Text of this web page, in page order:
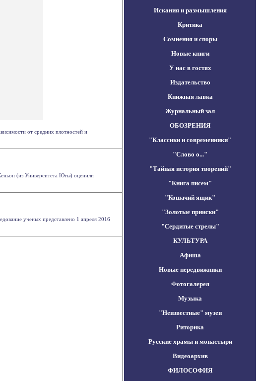
от средних плотностей и
(из Университета Юты) оценили
ученых представлено 1 апреля 2016
Искания и размышления
Критика
Сомнения и споры
Новые книги
У нас в гостях
Издательство
Книжная лавка
Журнальный зал
ОБОЗРЕНИЯ
"Классики и современники"
"Слово о..."
"Тайная история творений"
"Книга писем"
"Кошачий ящик"
"Золотые прииски"
"Сердитые стрелы"
КУЛЬТУРА
Афиша
Новые передвижники
Фотогалерея
Музыка
"Неизвестные" музеи
Риторика
Русские храмы и монастыри
Видеоархив
ФИЛОСОФИЯ